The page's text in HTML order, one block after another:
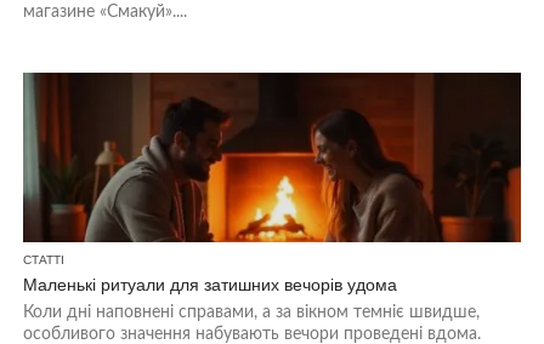
магазине «Смакуй»....
СТАТТІ
Маленькі ритуали для затишних вечорів удома
Коли дні наповнені справами, а за вікном темніє швидше,
особливого значення набувають вечори проведені вдома.